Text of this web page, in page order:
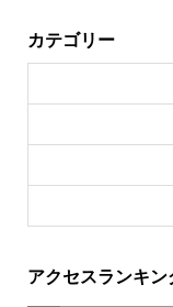
カテゴリー
アクセスランキン